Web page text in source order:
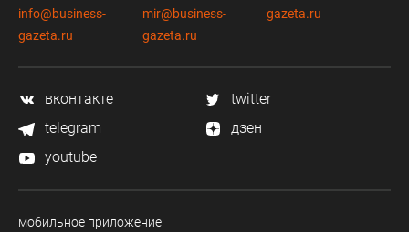
info@business-
gazeta.ru
mir@business-
gazeta.ru
gazeta.ru
вконтакте
twitter
telegram
дзен
youtube
мобильное приложение